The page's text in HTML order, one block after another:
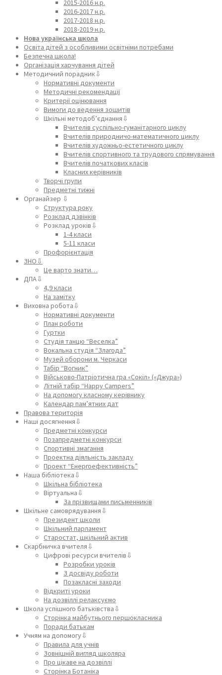
2015-2016 н.р.
2016-2017 н.р.
2017-2018 н.р.
2018-2019 н.р.
Нова українська школа
Освіта дітей з особливими освітніми потребами
Безпечна школа!
Організація харчування дітей
Методичний порадник⇩
Нормативні документи
Методичні рекомендації
Критерії оцінювання
Вимоги до ведення зошитів
Шкільні методоб’єднання⇩
Вчителів суспільно-гуманітарного циклу
Вчителів природничо-математичного циклу
Вчителів художньо-естетичного циклу
Вчителів спортивного та трудового спрямування
Вчителів початкових класів
Класних керівників
Творчі групи
Предметні тижні
Органайзер ⇩
Структура року
Розклад дзвінків
Розклад уроків⇩
1-4 класи
5-11 класи
Профорієнтація
ЗНО⇩
Це варто знати…
ДПА⇩
4,9 класи
На замітку
Виховна робота⇩
Нормативні документи
План роботи
Гуртки
Студія танцю “Веселка”
Вокальна студія “Злагода”
Музей оборони м. Черкаси
Табір “Вогник”
Військово-Патріотична гра «Сокіл» («Джура»)
Літній табір “Happy Campers”
На допомогу класному керівнику
Календар пам’ятних дат
Правова територія
Наші досягнення⇩
Предметні конкурси
Позапредметні конкурси
Спортивні змагання
Проектна діяльність закладу
Проект “Енергоефективність”
Наша бібліотека⇩
Шкільна бібліотека
Віртуальна⇩
За прізвищами письменників
Шкільне самоврядування⇩
Президент школи
Шкільний парламент
Старостат, шкільний актив
Скарбничка вчителя⇩
Цифрові ресурси вчителів⇩
Розробки уроків
З досвіду роботи
Позакласні заходи
Відкриті уроки
На дозвіллі релаксуємо
Школа успішного батьківства⇩
Сторінка майбутнього першокласника
Поради батькам
Учням на допомогу⇩
Правила для учнів
Зовнішній вигляд школяра
Про цікаве на дозвіллі
Сторінка Ботаніка